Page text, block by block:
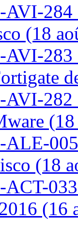
AVI-
(18
AVI-
AVI-
ALE-
(18
ACT-
(16